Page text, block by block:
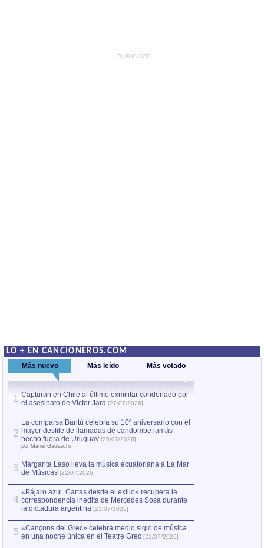
PUBLICIDAD
LO + EN CANCIONEROS.COM
Más nuevo Más leído Más votado
1 Capturan en Chile al último exmilitar condenado por
el asesinato de Víctor Jara [27/07/2026]
2
La comparsa Bantú celebra su 10º aniversario con el
mayor desfile de llamadas de candombe jamás
hecho fuera de Uruguay [25/07/2026]
por Manel Gausachs
3 Margarita Laso lleva la música ecuatoriana a La Mar
de Músicas [22/07/2026]
4
«Pájaro azul. Cartas desde el exilio» recupera la
correspondencia inédita de Mercedes Sosa durante
la dictadura argentina [21/07/2026]
5 «Cançons del Grec» celebra medio siglo de música
en una noche única en el Teatre Grec [21/07/2026]